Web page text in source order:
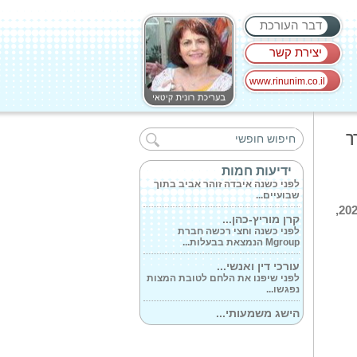
דבר העורכת
יצירת קשר
www.rinunim.co.il
ידיעות חמות
לפני כחודש תמר ויונתן שכנזי מחצור
הגלילית...
מאחורי ספרה...
לפני כשנה איבדה זוהר אביב בתוך
שבועיים...
קרן מוריץ-כהן...
לפני כשנה וחצי רכשה חברת
Mgroup הנמצאת בבעלות...
עורכי דין ואנשי...
לפני שיפנו את הלחם לטובת המצות
נפגשו...
לפי פרסום משרד הבריאות זהו
ברציפות.בערב פתיחת ועידת התאגידים העירוניים ברשויות המקומיות 2026,